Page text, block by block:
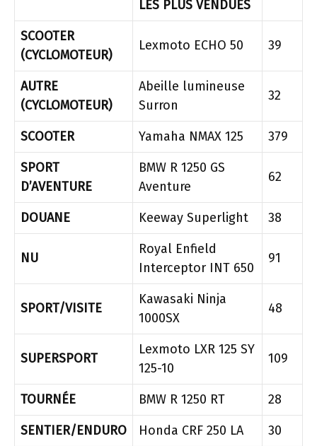
LES PLUS VENDUES
SCOOTER
(CYCLOMOTEUR)
Lexmoto ECHO 50 39
AUTRE
(CYCLOMOTEUR)
Abeille lumineuse
Surron
32
SCOOTER Yamaha NMAX 125
379
SPORT
D’AVENTURE
BMW R 1250 GS
Aventure
62
DOUANE Keeway Superlight 38
NU
Royal Enfield
Interceptor INT 650
91
SPORT/VISITE
Kawasaki Ninja
1000SX
48
SUPERSPORT
Lexmoto LXR 125 SY
125-10
109
TOURNÉE BMW R 1250 RT
28
SENTIER/ENDURO
Honda CRF 250 LA 30